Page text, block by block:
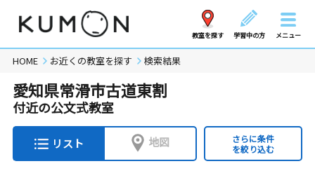
教室を探す 学習中の方 メニュー
HOME お近くの教室を探す 検索結果
愛知県常滑市古道東割
付近の公文式教室
リスト 地図
さらに条件
を絞り込む